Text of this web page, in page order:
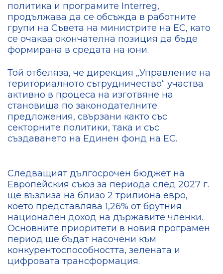
политика и програмите Interreg,
продължава да се обсъжда в работните
групи на Съвета на министрите на ЕС, като
се очаква окончателна позиция да бъде
формирана в средата на юни.
Той отбеляза, че дирекция „Управление на
териториалното сътрудничество“ участва
активно в процеса на изготвяне на
становища по законодателните
предложения, свързани както със
секторните политики, така и със
създаването на Единен фонд на ЕС.
Следващият дългосрочен бюджет на
Европейския съюз за периода след 2027 г.
ще възлиза на близо 2 трилиона евро,
което представлява 1,26% от брутния
национален доход на държавите членки.
Основните приоритети в новия програмен
период ще бъдат насочени към
конкурентоспособността, зелената и
цифровата трансформация.